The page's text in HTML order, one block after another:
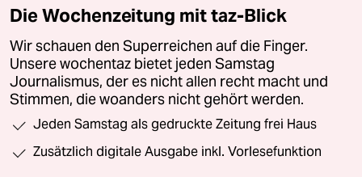
Die Wochenzeitung mit taz-Blick
Wir schauen den Superreichen auf die Finger.
Unsere wochentaz bietet jeden Samstag
Journalismus, der es nicht allen recht macht und
Stimmen, die woanders nicht gehört werden.
Jeden Samstag als gedruckte Zeitung frei Haus
Zusätzlich digitale Ausgabe inkl. Vorlesefunktion